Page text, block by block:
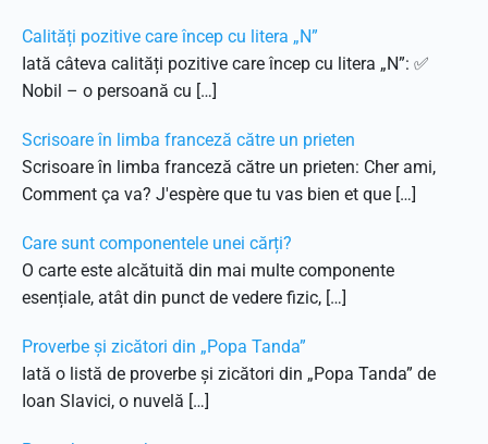
Calități pozitive care încep cu litera „N”
Iată câteva calități pozitive care încep cu litera „N”: ✅
Nobil – o persoană cu […]
Scrisoare în limba franceză către un prieten
Scrisoare în limba franceză către un prieten: Cher ami,
Comment ça va? J'espère que tu vas bien et que […]
Care sunt componentele unei cărți?
O carte este alcătuită din mai multe componente
esențiale, atât din punct de vedere fizic, […]
Proverbe și zicători din „Popa Tanda”
Iată o listă de proverbe și zicători din „Popa Tanda” de
Ioan Slavici, o nuvelă […]